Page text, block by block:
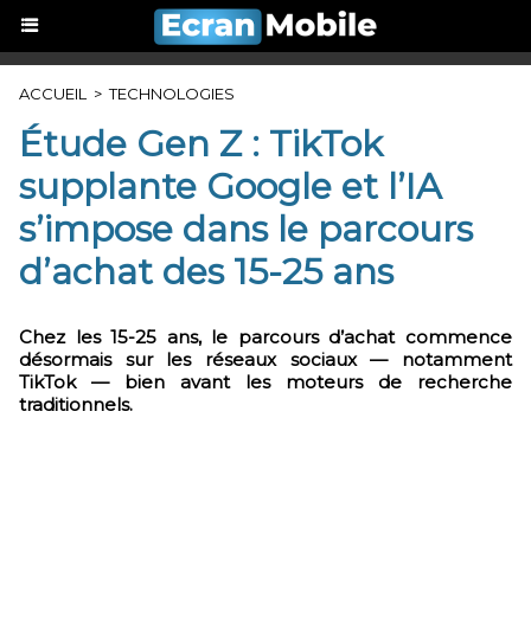
ACCUEIL > TECHNOLOGIES
Étude Gen Z : TikTok
supplante Google et l’IA
s’impose dans le parcours
d’achat des 15-25 ans
Chez les 15-25 ans, le parcours d’achat commence
désormais sur les réseaux sociaux — notamment
TikTok — bien avant les moteurs de recherche
traditionnels.